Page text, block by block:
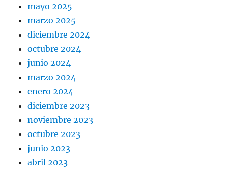
mayo 2025
marzo 2025
diciembre 2024
octubre 2024
junio 2024
marzo 2024
enero 2024
diciembre 2023
noviembre 2023
octubre 2023
junio 2023
abril 2023